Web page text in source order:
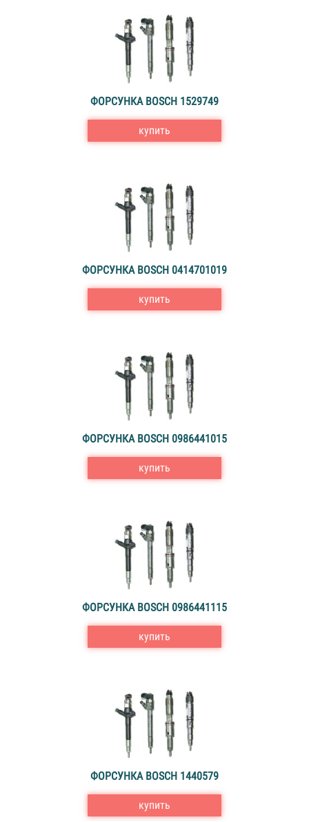
ФОРСУНКА BOSCH 1529749
купить
ФОРСУНКА BOSCH 0414701019
купить
ФОРСУНКА BOSCH 0986441015
купить
ФОРСУНКА BOSCH 0986441115
купить
ФОРСУНКА BOSCH 1440579
купить